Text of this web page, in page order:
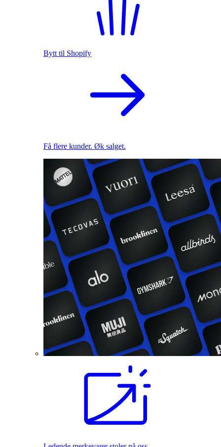
Bytt til Shopify
Få flere kunder. Øk salget.